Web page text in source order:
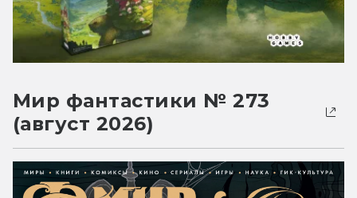
Мир фантастики № 273
(август 2026)